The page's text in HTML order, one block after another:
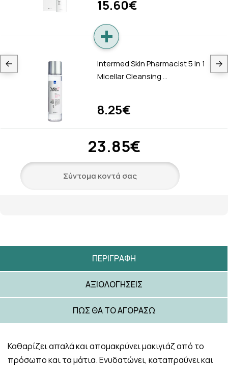
15.60€
Intermed Skin Pharmacist 5 in 1
Micellar Cleansing …
8.25€
23.85€
Σύντομα κοντά σας
ΠΕΡΙΓΡΑΦΉ
ΑΞΙΟΛΟΓΉΣΕΙΣ
ΠΩΣ ΘΑ ΤΟ ΑΓΟΡΆΣΩ
Καθαρίζει απαλά και απομακρύνει μακιγιάζ από το
πρόσωπο και τα μάτια. Ενυδατώνει, καταπραΰνει και